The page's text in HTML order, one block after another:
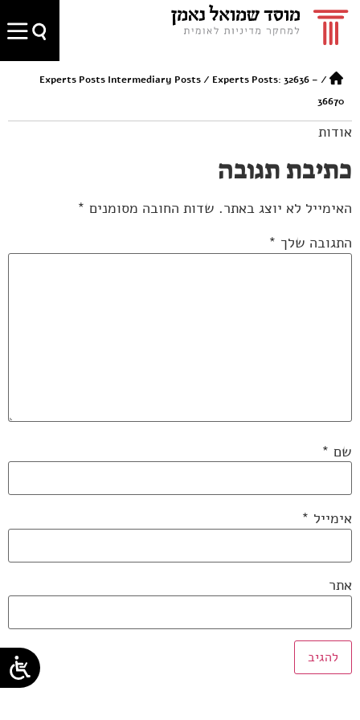
/
Experts Posts Intermediary Posts/ Experts Posts: 32636 –
36670
אודות
כתיבת תגובה
האימייל לא יוצג באתר. שדות החובה מסומנים *
התגובה שלך *
שם *
אימייל *
אתר